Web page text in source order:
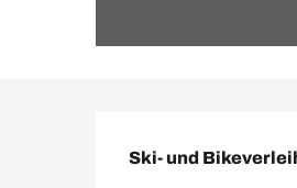
Ski- und